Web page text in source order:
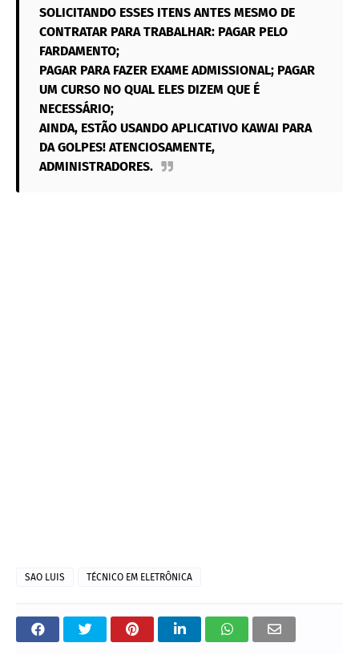
SOLICITANDO ESSES ITENS ANTES MESMO DE
CONTRATAR PARA TRABALHAR: PAGAR PELO
FARDAMENTO;
PAGAR PARA FAZER EXAME ADMISSIONAL; PAGAR
UM CURSO NO QUAL ELES DIZEM QUE É
NECESSÁRIO;
AINDA, ESTÃO USANDO APLICATIVO KAWAI PARA
DA GOLPES! ATENCIOSAMENTE,
ADMINISTRADORES.
SAO LUIS TÉCNICO EM ELETRÔNICA